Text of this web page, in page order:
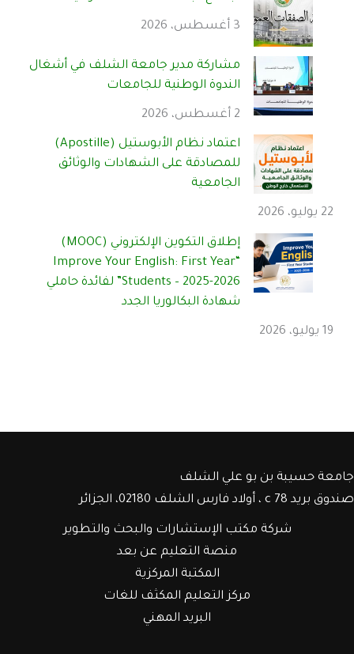
3 أغسطس، 2026
مشاركة مدير جامعة الشلف في أشغال
الندوة الوطنية للجامعات
2 أغسطس، 2026
اعتماد نظام الأبوستيل (Apostille)
للمصادقة على الشهادات والوثائق
الجامعية
22 يوليو، 2026
إطلاق التكوين الإلكتروني (MOOC)
“Improve Your English: First Year
Students – 2025-2026” لفائدة حاملي
شهادة البكالوريا الجدد
19 يوليو، 2026
جامعة حسيبة بن بو علي الشلف
صندوق بريد c 78 ، أولاد فارس الشلف 02180، الجزائر
شركة مكتب الإستشارات والبحث والتطوير
منصة التعليم عن بعد
المكتبة المركزية
مركز التعليم المكثف للغات
البريد المهني